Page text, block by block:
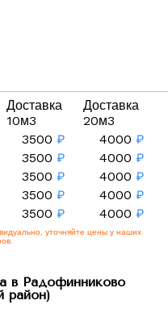
Доставка
10м3
Доставка
20м3
3500 ₽ 4000 ₽
3500 ₽ 4000 ₽
3500 ₽ 4000 ₽
3500 ₽ 4000 ₽
3500 ₽ 4000 ₽
уточняйте цены у наших
в Радофинниково
район)